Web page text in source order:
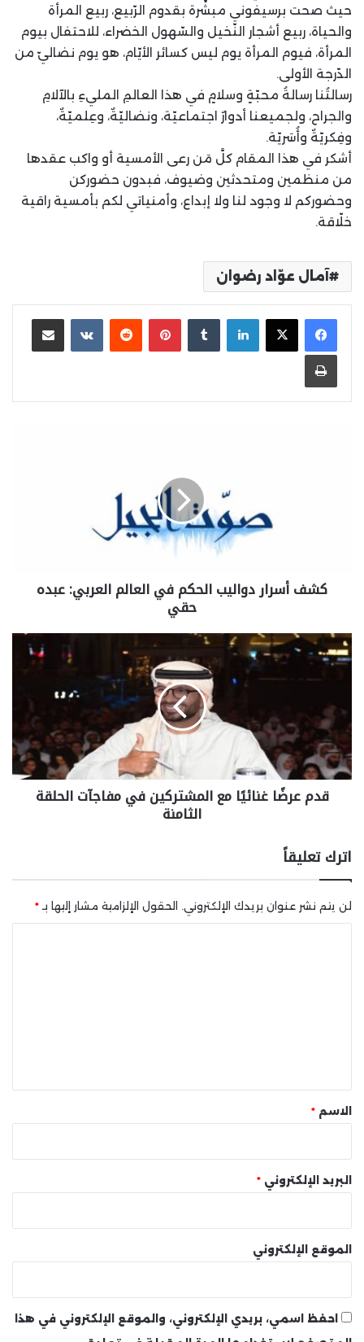
حيث صحت برسيفوني مبشِّرة بقدوم الرّبيع، ربيع المرأة
والحياة، ربيع أشجار النّخيل والسّهول الخضراء، للاحتفال بيوم
المرأة، فيوم المرأة يوم ليس كسائر الأيّام، هو يوم نضاليّ من
الدّرجة الأولى.
رسالتُنا رسالةُ محبّةٍ وسلامٍ في هذا العالمِ المليءِ بالآلامِ
والجراح، ولجميعنا أدوارٌ اجتماعيّة، ونضاليّةٌ، وعِلميّةٌ،
وفِكريّةٌ وأُسَريّة.
أشكر في هذا المقام كلَّ مَن رعى الأمسية أو واكب عقدها
من منظمين ومتحدثين وضيوف، فبدون حضوركن
وحضوركم لا وجود لنا ولا إبداع، وأمنياتي لكم بأمسية راقية
خلّاقة.
آمال عوّاد رضوان
لينكدإن بينتيريست مشاركة عبر البريد
طباعة
كشف أسرار دواليب الحكم في العالم العربي: عبده
حقي
قدم عرضًا غنائيًا مع المشتركين في مفاجآت الحلقة
الثامنة
اترك تعليقاً
لن يتم نشر عنوان بريدك الإلكتروني. الحقول الإلزامية مشار إليها بـ*
* الاسم *
البريد الإلكتروني *
الموقع الإلكتروني
احفظ اسمي، بريدي الإلكتروني، والموقع الإلكتروني في هذا